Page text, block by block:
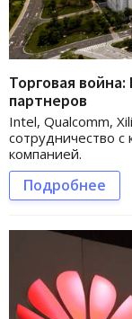
Торговая
партнеров
Intel, Qualcomm,
сотрудничество
компанией.
Подробнее